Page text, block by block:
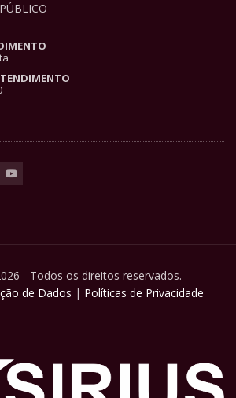
- Todos os direitos reservados.
de Dados | Políticas de Privacidade